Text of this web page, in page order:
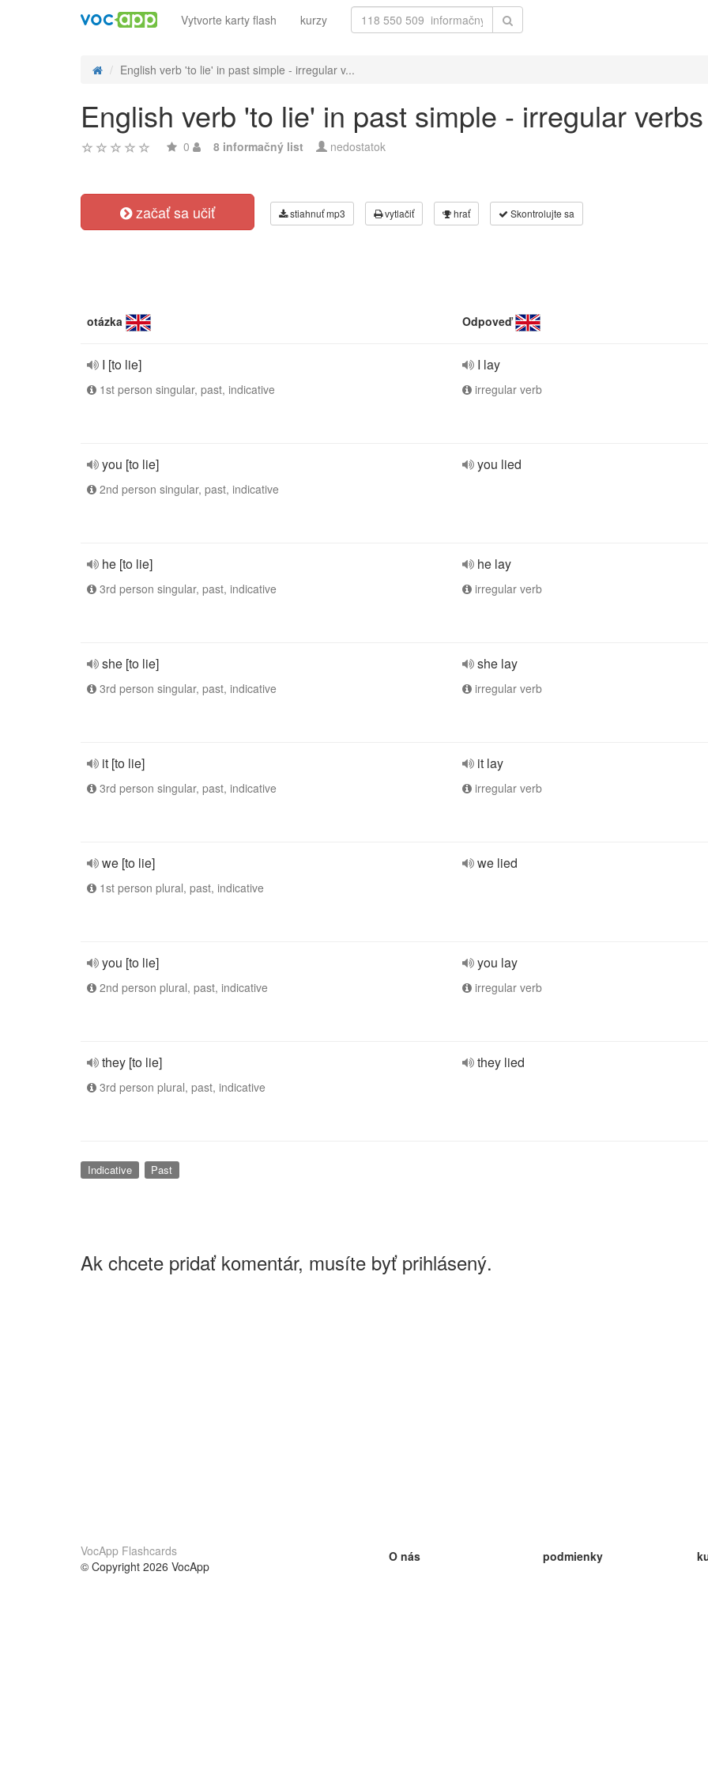
Vytvorte karty flash kurzy
English verb 'to lie' in past simple - irregular v...
English verb 'to lie' in past simple - irregular
0 8 informačný list nedostatok
začať sa učiť stiahnuť mp3 vytlačiť hrať Skontrolujte sa
otázka Odpoveď
I [to lie]
1st person singular, past, indicative
I lay
irregular verb
you [to lie]
2nd person singular, past, indicative
you lied
he [to lie]
3rd person singular, past, indicative
he lay
irregular verb
she [to lie]
3rd person singular, past, indicative
she lay
irregular verb
it [to lie]
3rd person singular, past, indicative
it lay
irregular verb
we [to lie]
1st person plural, past, indicative
we lied
you [to lie]
2nd person plural, past, indicative
you lay
irregular verb
they [to lie]
3rd person plural, past, indicative
they lied
Indicative Past
Ak chcete pridať komentár, musíte byť prihlásený.
VocApp Flashcards
© Copyright 2026 VocApp
O nás
podmienky